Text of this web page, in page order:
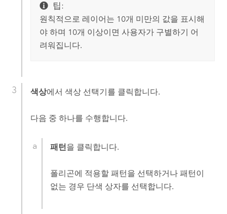
팁:
원칙적으로 레이어는 10개 미만의 값을 표시해
야 하며 10개 이상이면 사용자가 구별하기 어
려워집니다.
색상에서 색상 선택기를 클릭합니다.
다음 중 하나를 수행합니다.
패턴을 클릭합니다.
폴리곤에 적용할 패턴을 선택하거나 패턴이
없는 경우 단색 상자를 선택합니다.